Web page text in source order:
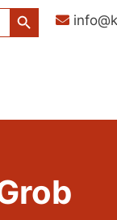
Search Button